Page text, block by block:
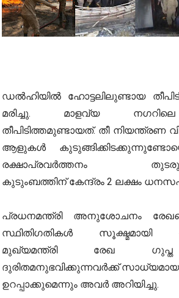
ഡൽഹിയിൽ ഹോട്ടലിലുണ്ടായ
മരിച്ചു. മാളവ്യ
തീപിടിത്തമുണ്ടായത്. തീ നിയന്ത്രണ
ആളുകൾ
രക്ഷാപ്രവർത്തനം
കുടുംബത്തിന് കേന്ദ്രം 2 ലക്ഷം
പ്രധനമന്ത്രി അനുശോചനം
സ്ഥിതിഗതികൾ സൂക്ഷ്മമായി
മുഖ്യമന്ത്രി രേഖ ഗുപ്ത
ദുരിതമനുഭവിക്കുന്നവർക്ക്
ഉറപ്പാക്കുമെന്നും അവർ അറിയിച്ചു.